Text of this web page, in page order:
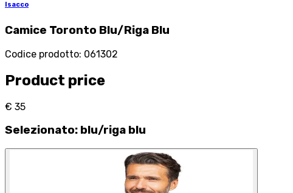
Isacco
Camice Toronto Blu/Riga Blu
Codice prodotto: 061302
Product price
€ 35
Selezionato: blu/riga blu